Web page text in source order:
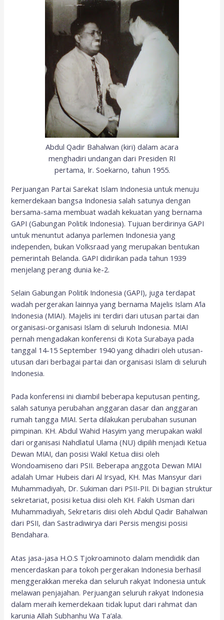
Abdul Qadir Bahalwan (kiri) dalam acara
menghadiri undangan dari Presiden RI
pertama, Ir. Soekarno, tahun 1955.
Perjuangan Partai Sarekat Islam Indonesia untuk menuju
kemerdekaan bangsa Indonesia salah satunya dengan
bersama-sama membuat wadah kekuatan yang bernama
GAPI (Gabungan Politik Indonesia). Tujuan berdirinya GAPI
untuk menuntut adanya parlemen Indonesia yang
independen, bukan Volksraad yang merupakan bentukan
pemerintah Belanda. GAPI didirikan pada tahun 1939
menjelang perang dunia ke-2.
Selain Gabungan Politik Indonesia (GAPI), juga terdapat
wadah pergerakan lainnya yang bernama Majelis Islam A’la
Indonesia (MIAI). Majelis ini terdiri dari utusan partai dan
organisasi-organisasi Islam di seluruh Indonesia. MIAI
pernah mengadakan konferensi di Kota Surabaya pada
tanggal 14-15 September 1940 yang dihadiri oleh utusan-
utusan dari berbagai partai dan organisasi Islam di seluruh
Indonesia.
Pada konferensi ini diambil beberapa keputusan penting,
salah satunya perubahan anggaran dasar dan anggaran
rumah tangga MIAI. Serta dilakukan perubahan susunan
pimpinan. KH. Abdul Wahid Hasyim yang merupakan wakil
dari organisasi Nahdlatul Ulama (NU) dipilih menjadi Ketua
Dewan MIAI, dan posisi Wakil Ketua diisi oleh
Wondoamiseno dari PSII. Beberapa anggota Dewan MIAI
adalah Umar Hubeis dari Al Irsyad, KH. Mas Mansyur dari
Muhammadiyah, Dr. Sukiman dari PSII-PII. Di bagian struktur
sekretariat, posisi ketua diisi oleh KH. Fakih Usman dari
Muhammadiyah, Sekretaris diisi oleh Abdul Qadir Bahalwan
dari PSII, dan Sastradiwirya dari Persis mengisi posisi
Bendahara.
Atas jasa-jasa H.O.S Tjokroaminoto dalam mendidik dan
mencerdaskan para tokoh pergerakan Indonesia berhasil
menggerakkan mereka dan seluruh rakyat Indonesia untuk
melawan penjajahan. Perjuangan seluruh rakyat Indonesia
dalam meraih kemerdekaan tidak luput dari rahmat dan
karunia Allah Subhanhu Wa Ta’ala.